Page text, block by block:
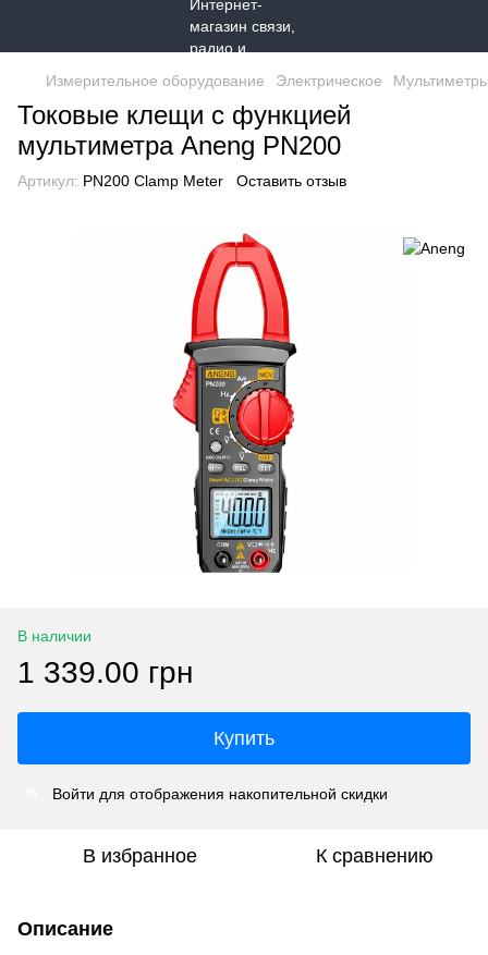
Измерительное оборудование Электрическое
Токовые клещи с функцией
мультиметра Aneng PN200
Артикул: PN200 Clamp Meter Оставить отзыв
В наличии
1 339.00 грн
Купить
Войти для отображения накопительной скидки
В избранное К сравнению
Описание